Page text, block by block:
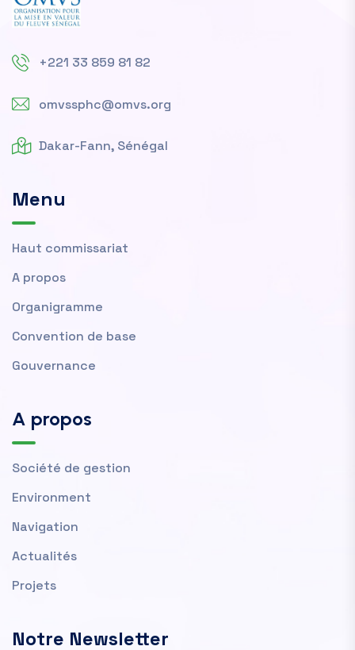
+221 33 859 81 82
omvssphc@omvs.org
Dakar-Fann, Sénégal
Menu
Haut commissariat
A propos
Organigramme
Convention de base
Gouvernance
A propos
Société de gestion
Environment
Navigation
Actualités
Projets
Notre Newsletter